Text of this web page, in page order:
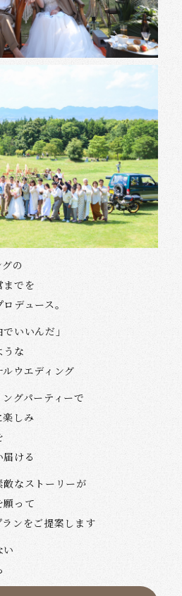
の
までを
デュース。
いいんだ」
うな
ウエディング
グパーティーで
楽しみ
ける
なストーリーが
願って
ンをご提案します
い